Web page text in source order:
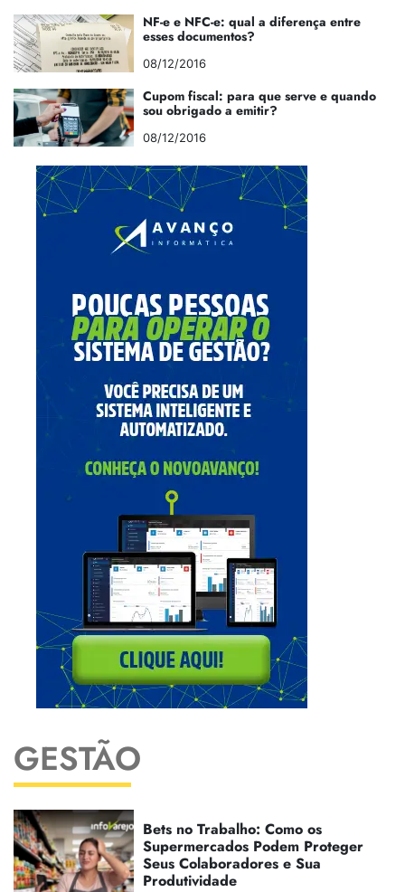
NF-e e NFC-e: qual a diferença entre
esses documentos?
08/12/2016
Cupom fiscal: para que serve e quando
sou obrigado a emitir?
08/12/2016
GESTÃO
Bets no Trabalho: Como os
Supermercados Podem Proteger
Seus Colaboradores e Sua
Produtividade